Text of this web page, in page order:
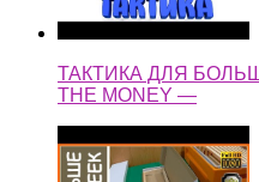
ТАКТИКА ДЛЯ
THE MONEY —